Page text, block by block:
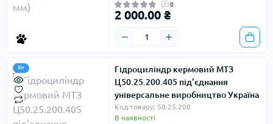
0
2 000.00 ₴
Хіт
Гідроциліндр кермовий МТЗ
Ц50.25.200.405 під'єднання
універсальне виробництво Україна
Код товару: 50.25.200
В наявності